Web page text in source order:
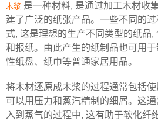
木浆 是一种材料, 是通过加工木材收
建了广泛的纸张产品。一些不同的
式, 这是理想的生产不同类型的纸品,
和报纸。由此产生的纸制品也可用
性纸盘、纸巾等普通家居用品。
将木材还原成木浆的过程通常包括
可以用压力和蒸汽精制的细屑。这通
入到蒸气的过程中, 这有助于软化纤